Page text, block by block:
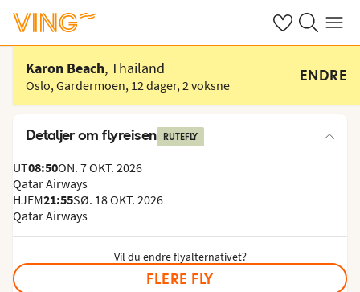
Se dine sparte
Søk påMeny
Velg hotell
Karon Beach, Thailand
Oslo, Gardermoen, 12 dager,2 voksne
ENDRE
Detaljer om flyreisen RUTEFLY
UT08:50ON. 7 OKT. 2026
Qatar Airways
HJEM21:55SØ. 18 OKT. 2026
Qatar Airways
Vil du endre flyalternativet?
FLERE FLY